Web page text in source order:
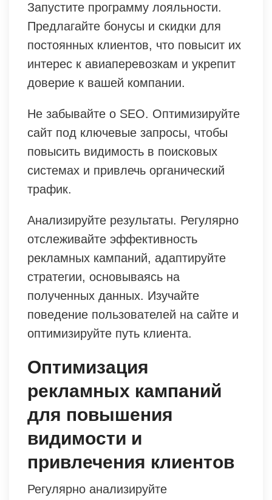
Запустите программу лояльности.
Предлагайте бонусы и скидки для
постоянных клиентов, что повысит их
интерес к авиаперевозкам и укрепит
доверие к вашей компании.
Не забывайте о SEO. Оптимизируйте
сайт под ключевые запросы, чтобы
повысить видимость в поисковых
системах и привлечь органический
трафик.
Анализируйте результаты. Регулярно
отслеживайте эффективность
рекламных кампаний, адаптируйте
стратегии, основываясь на
полученных данных. Изучайте
поведение пользователей на сайте и
оптимизируйте путь клиента.
Оптимизация
рекламных кампаний
для повышения
видимости и
привлечения клиентов
Регулярно анализируйте